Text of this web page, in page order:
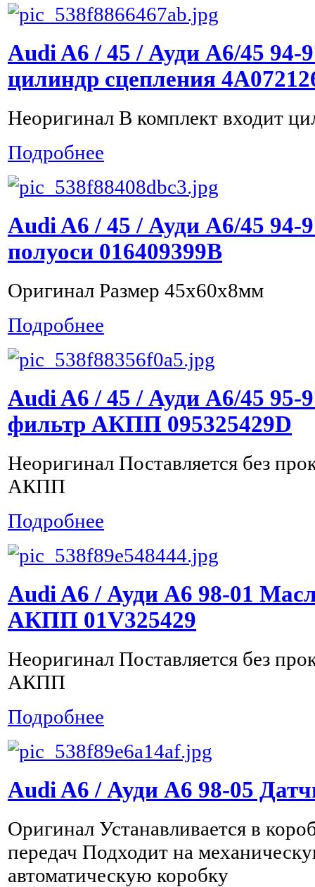
Audi A6 / 45 / Ауди А6/45 94-
цилиндр сцепления
Неоригинал В комплект входит
Подробнее
Audi A6 / 45 / Ауди А6/45 94-
полуоси 016409399B
Оригинал Размер 45x60x8мм
Подробнее
Audi A6 / 45 / Ауди А6/45
фильтр АКПП 095325429D
Неоригинал Поставляется без
АКПП
Подробнее
Audi A6 / Ауди А6 98-01
АКПП 01V325429
Неоригинал Поставляется без
АКПП
Подробнее
Audi A6 / Ауди А6 98-05
Оригинал Устанавливается в
передач Подходит на
автоматическую коробку